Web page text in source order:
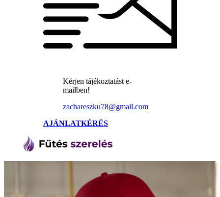
Kérjen tájékoztatást e-
mailben!
zachareszku78@gmail.com
AJÁNLATKÉRÉS